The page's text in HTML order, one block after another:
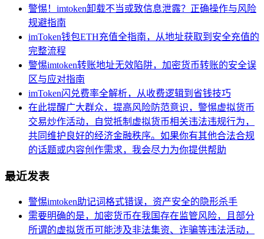
警惕！imtoken卸载不当或致信息泄露？正确操作与风险
规避指南
imToken钱包ETH充值全指南，从地址获取到安全充值的
完整流程
警惕imtoken转账地址无效陷阱，加密货币转账的安全误
区与应对指南
imToken闪兑费率全解析，从收费逻辑到省钱技巧
在此提醒广大群众，提高风险防范意识，警惕虚拟货币
交易炒作活动，自觉抵制虚拟货币相关违法违规行为，
共同维护良好的经济金融秩序。如果你有其他合法合规
的话题或内容创作需求，我会尽力为你提供帮助
最近发表
警惕imtoken助记词格式错误，资产安全的隐形杀手
需要明确的是，加密货币在我国存在监管风险，且部分
所谓的虚拟货币可能涉及非法集资、诈骗等违法活动，